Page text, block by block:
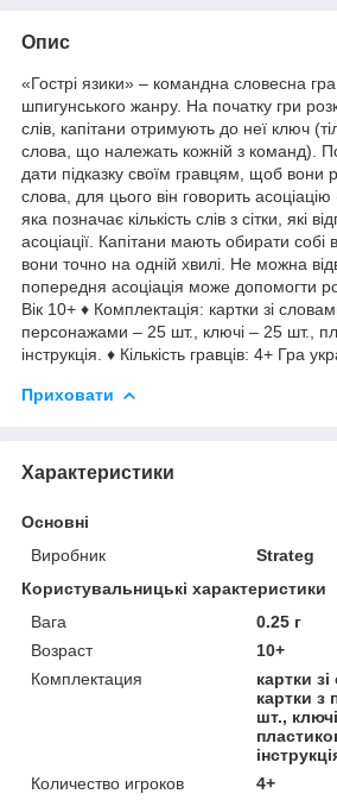
Опис
«Гострі язики» – командна словесна
шпигунського жанру. На початку гри
слів, капітани отримують до неї ключ
слова, що належать кожній з команд).
дати підказку своїм гравцям, щоб вони
слова, для цього він говорить
яка позначає кількість слів з сітки, які
асоціації. Капітани мають обирати собі
вони точно на одній хвилі. Не можна
попередня асоціація може допомогти
Вік 10+ ♦ Комплектація: картки зі
персонажами – 25 шт., ключі – 25 шт.,
інструкція. ♦ Кількість гравців: 4+ Гра
Приховати
Характеристики
Основні
Виробник
Strateg
Користувальницькі характеристики
Вага
0.25 г
Возраст
10+
Комплектация
картки
картки з
шт.,
Количество игроков
4+